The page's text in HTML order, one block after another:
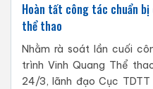
Hoàn tất công tác chuẩn
thể thao
Nhằm rà soát lần cuối
trình Vinh Quang Thể
24/3, lãnh đạo Cục